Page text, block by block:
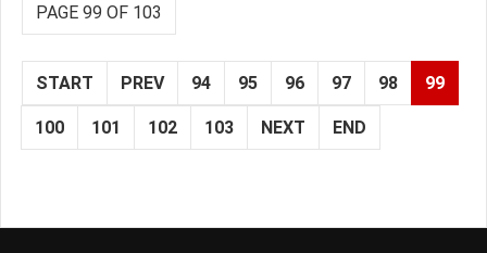
PAGE 99 OF 103
START PREV 94 95 96 97 98 99
100 101 102 103 NEXT END